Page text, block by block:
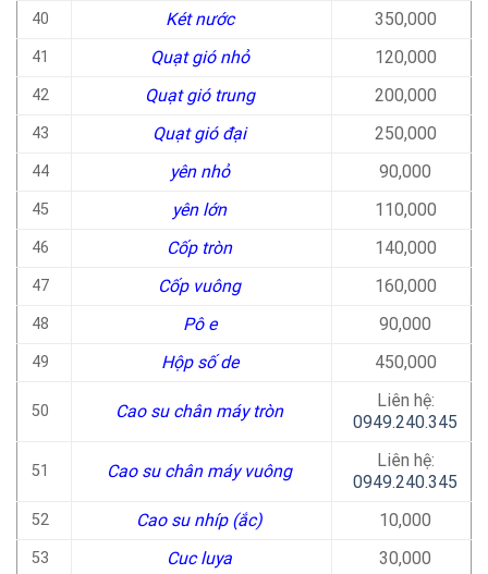
40 Két nước 350,000
41 Quạt gió nhỏ 120,000
42 Quạt gió trung 200,000
43 Quạt gió đại 250,000
44 yên nhỏ 90,000
45 yên lớn 110,000
46 Cốp tròn 140,000
47 Cốp vuông 160,000
48 Pô e 90,000
49 Hộp số de 450,000
50 Cao su chân máy tròn
Liên hệ:
0949.240.345
51 Cao su chân máy vuông
Liên hệ:
0949.240.345
52 Cao su nhíp (ắc) 10,000
53 Cuc luya 30,000